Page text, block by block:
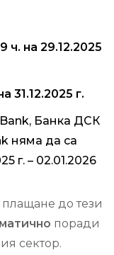
ч. на 29.12.2025
31.12.2025 г.
Банка ДСК
няма да са
г. – 02.01.2026
до тези
поради
сектор.